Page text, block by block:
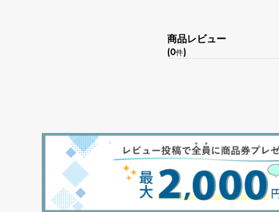
商品レビュー
(0件)